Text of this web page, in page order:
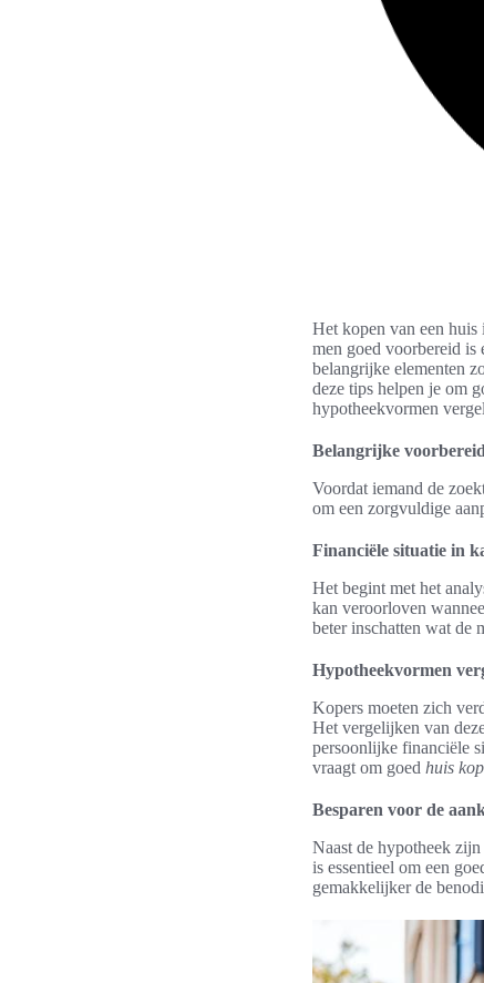
Het kopen van een huis
men goed voorbereid
belangrijke elementen
deze tips helpen je om
hypotheekvormen
Belangrijke
Voordat iemand de
om een zorgvuldige
Financiële situatie in
Het begint met het
kan veroorloven
beter inschatten wat de
Hypotheekvormen
Kopers moeten zich
Het vergelijken van
persoonlijke financiële
vraagt om goed huis
Besparen voor de
Naast de hypotheek
is essentieel om een
gemakkelijker de